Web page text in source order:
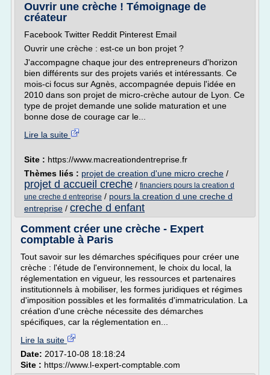
Ouvrir une crèche ! Témoignage de
créateur
Facebook Twitter Reddit Pinterest Email
Ouvrir une crèche : est-ce un bon projet ?
J'accompagne chaque jour des entrepreneurs d'horizon
bien différents sur des projets variés et intéressants. Ce
mois-ci focus sur Agnès, accompagnée depuis l'idée en
2010 dans son projet de micro-crèche autour de Lyon. Ce
type de projet demande une solide maturation et une
bonne dose de courage car le...
Lire la suite
Site : https://www.macreationdentreprise.fr
Thèmes liés : projet de creation d'une micro creche /
projet d accueil creche / financiers pours la creation d
une creche d entreprise / pours la creation d une creche d
entreprise / creche d enfant
Comment créer une crèche - Expert
comptable à Paris
Tout savoir sur les démarches spécifiques pour créer une
crèche : l'étude de l'environnement, le choix du local, la
réglementation en vigueur, les ressources et partenaires
institutionnels à mobiliser, les formes juridiques et régimes
d'imposition possibles et les formalités d'immatriculation. La
création d'une crèche nécessite des démarches
spécifiques, car la réglementation en...
Lire la suite
Date: 2017-10-08 18:18:24
Site : https://www.l-expert-comptable.com